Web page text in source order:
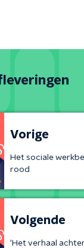
Vorige
Het sociale
rood
Volgende
‘Het verhaal